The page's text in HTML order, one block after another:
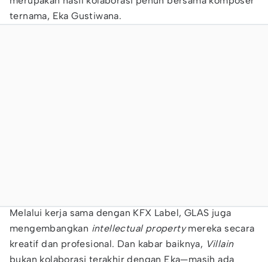
ternama, Eka Gustiwana.
Melalui kerja sama dengan KFX Label, GLAS juga
mengembangkan intellectual propertymereka secara
kreatif dan profesional. Dan kabar baiknya, Villain
bukan kolaborasi terakhir dengan Eka—masih ada